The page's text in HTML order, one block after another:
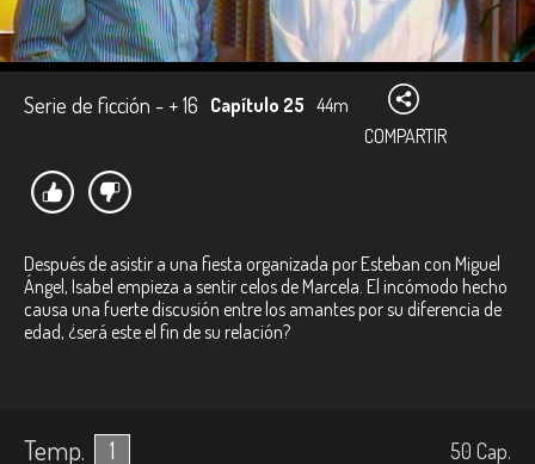
Serie de ficción - + 16 Capítulo 25 44m
COMPARTIR
Después de asistir a una fiesta organizada por Esteban con Miguel
Ángel, Isabel empieza a sentir celos de Marcela. El incómodo hecho
causa una fuerte discusión entre los amantes por su diferencia de
edad, ¿será este el fin de su relación?
Temp. 1 50 Cap.